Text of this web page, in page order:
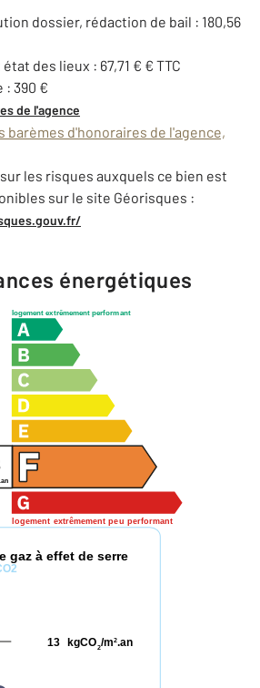
dossier, rédaction de bail : 180,56
des lieux : 67,71 € € TTC
: 390 €
de l'agence
barèmes d'honoraires de l'agence,
les risques auxquels ce bien est
sur le site Géorisques :
énergétiques
logement extrêmement performant
logement extrêmement peu performant
.an
gaz à effet de serre
kgCO2/m2.an
13